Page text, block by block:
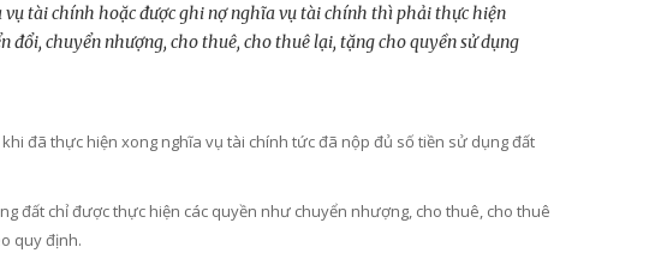
tài chính hoặc được ghi nợ nghĩa vụ tài chính thì phải thực hiện
chuyển nhượng, cho thuê, cho thuê lại, tặng cho quyền sử dụng
đã thực hiện xong nghĩa vụ tài chính tức đã nộp đủ số tiền sử dụng đất
đất chỉ được thực hiện các quyền như chuyển nhượng, cho thuê, cho thuê
quy định.